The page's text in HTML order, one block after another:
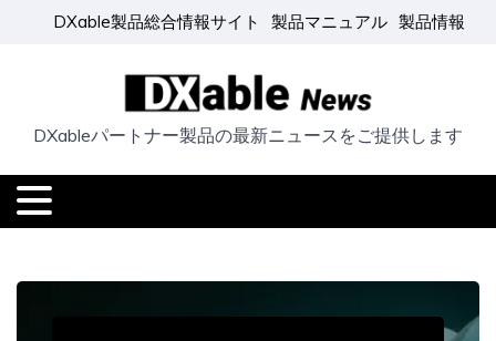
DXable製品総合情報サイト 製品マニュアル 製品情報
DXableパートナー製品の最新ニュースをご提供します